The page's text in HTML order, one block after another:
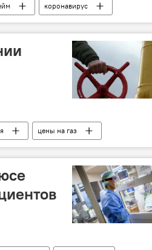
коронавирус
вакцина прививка
цены на газ